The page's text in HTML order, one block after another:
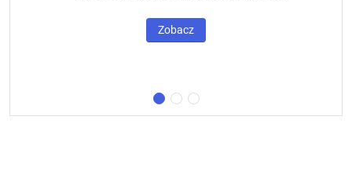
de Tourisme – zawody nazywane były w
trasie znajdowała się m.in. Warszawa.
Zobacz